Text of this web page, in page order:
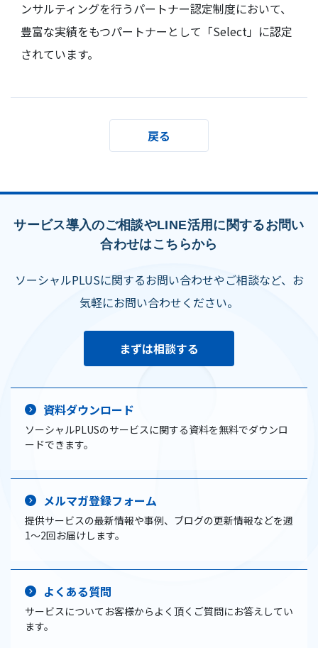
ンサルティングを行うパートナー認定制度において、
豊富な実績をもつパートナーとして「Select」に認定
されています。
戻る
サービス導入のご相談やLINE活用に関するお問い
合わせはこちらから
ソーシャルPLUSに関するお問い合わせやご相談など、お
気軽にお問い合わせください。
まずは相談する
資料ダウンロード
ソーシャルPLUSのサービスに関する資料を無料でダウンロ
ードできます。
メルマガ登録フォーム
提供サービスの最新情報や事例、ブログの更新情報などを週
1〜2回お届けします。
よくある質問
サービスについてお客様からよく頂くご質問にお答えしてい
ます。